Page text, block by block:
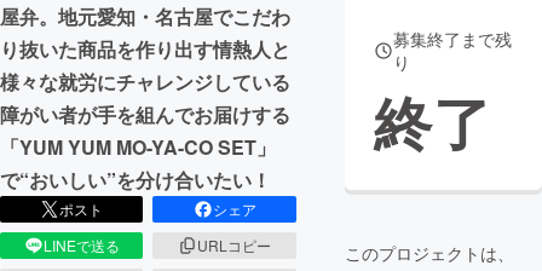
屋弁。地元愛知・名古屋でこだわ
り抜いた商品を作り出す情熱人と
様々な就労にチャレンジしている
障がい者が手を組んでお届けする
「YUM YUM MO-YA-CO SET」
で“おいしい”を分け合いたい！
ポスト
シェア
LINEで送る
URLコピー
募集終了まで残
り
終了
このプロジェクトは、